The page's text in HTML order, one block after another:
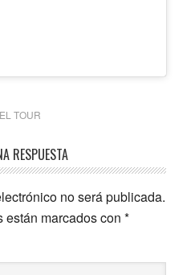
TOUR
RESPUESTA
no será publicada.
están marcados con *